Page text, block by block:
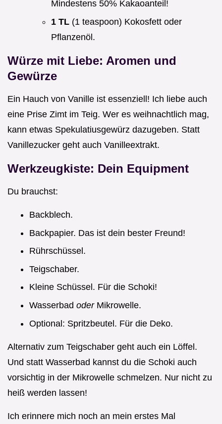
Mindestens 50% Kakaoanteil!
1 TL (1 teaspoon) Kokosfett oder
Pflanzenöl.
Würze mit Liebe: Aromen und
Gewürze
Ein Hauch von Vanille ist essenziell! Ich liebe auch
eine Prise Zimt im Teig. Wer es weihnachtlich mag,
kann etwas Spekulatiusgewürz dazugeben. Statt
Vanillezucker geht auch Vanilleextrakt.
Werkzeugkiste: Dein Equipment
Du brauchst:
Backblech.
Backpapier. Das ist dein bester Freund!
Rührschüssel.
Teigschaber.
Kleine Schüssel. Für die Schoki!
Wasserbad oder Mikrowelle.
Optional: Spritzbeutel. Für die Deko.
Alternativ zum Teigschaber geht auch ein Löffel.
Und statt Wasserbad kannst du die Schoki auch
vorsichtig in der Mikrowelle schmelzen. Nur nicht zu
heiß werden lassen!
Ich erinnere mich noch an mein erstes Mal